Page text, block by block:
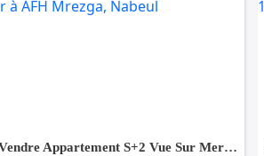
A Vendre Appartement S+2 Vue Sur Mer à AFH Mrezga, Nabeul